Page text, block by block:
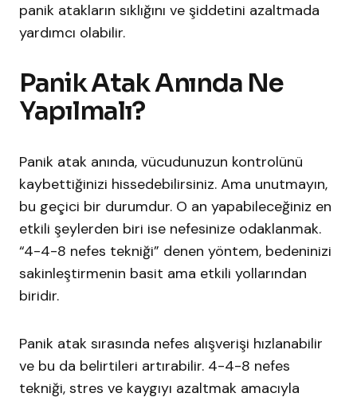
panik atakların sıklığını ve şiddetini azaltmada
yardımcı olabilir.
Panik Atak Anında Ne
Yapılmalı?
Panik atak anında, vücudunuzun kontrolünü
kaybettiğinizi hissedebilirsiniz. Ama unutmayın,
bu geçici bir durumdur. O an yapabileceğiniz en
etkili şeylerden biri ise nefesinize odaklanmak.
“4-4-8 nefes tekniği” denen yöntem, bedeninizi
sakinleştirmenin basit ama etkili yollarından
biridir.
Panik atak sırasında nefes alışverişi hızlanabilir
ve bu da belirtileri artırabilir. 4-4-8 nefes
tekniği, stres ve kaygıyı azaltmak amacıyla